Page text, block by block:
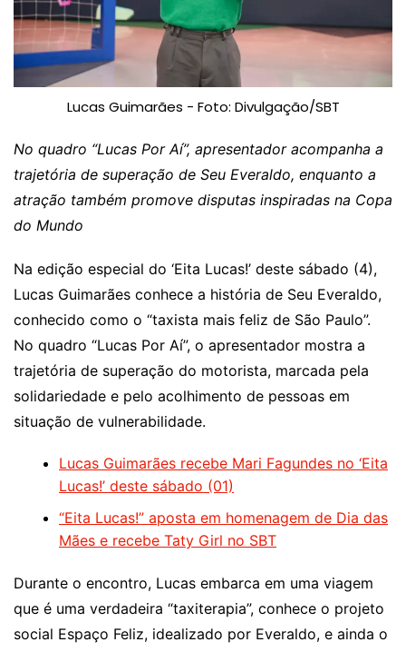
Lucas Guimarães - Foto: Divulgação/SBT
No quadro “Lucas Por Aí”, apresentador acompanha a
trajetória de superação de Seu Everaldo, enquanto a
atração também promove disputas inspiradas na Copa
do Mundo
Na edição especial do ‘Eita Lucas!’ deste sábado (4),
Lucas Guimarães conhece a história de Seu Everaldo,
conhecido como o “taxista mais feliz de São Paulo”.
No quadro “Lucas Por Aí”, o apresentador mostra a
trajetória de superação do motorista, marcada pela
solidariedade e pelo acolhimento de pessoas em
situação de vulnerabilidade.
Lucas Guimarães recebe Mari Fagundes no ‘Eita
Lucas!’ deste sábado (01)
“Eita Lucas!” aposta em homenagem de Dia das
Mães e recebe Taty Girl no SBT
Durante o encontro, Lucas embarca em uma viagem
que é uma verdadeira “taxiterapia”, conhece o projeto
social Espaço Feliz, idealizado por Everaldo, e ainda o